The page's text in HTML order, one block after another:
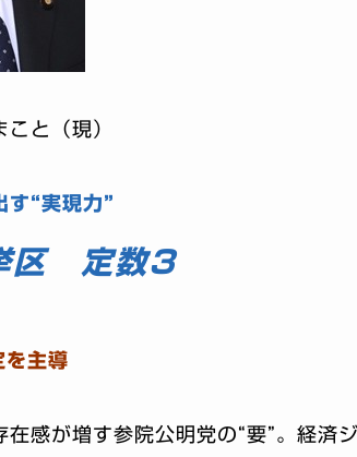
と（現）
す“実現力”
区 定数3
主導
在感が増す参院公明党の“要”。経